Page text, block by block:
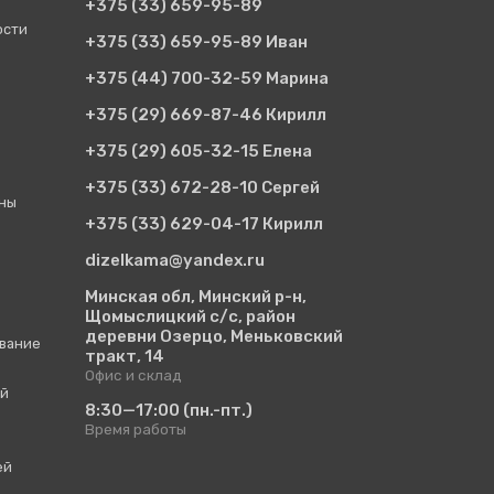
+375 (33) 659-95-89
+375 (33) 659-95-89 Иван
+375 (44) 700-32-59 Марина
+375 (29) 669-87-46 Кирилл
+375 (29) 605-32-15 Елена
+375 (33) 672-28-10 Сергей
+375 (33) 629-04-17 Кирилл
dizelkama@yandex.ru
Минская обл, Минский р-н,
Щомыслицкий с/с, район
деревни Озерцо, Меньковский
тракт, 14
Офис и склад
8:30—17:00 (пн.-пт.)
Время работы